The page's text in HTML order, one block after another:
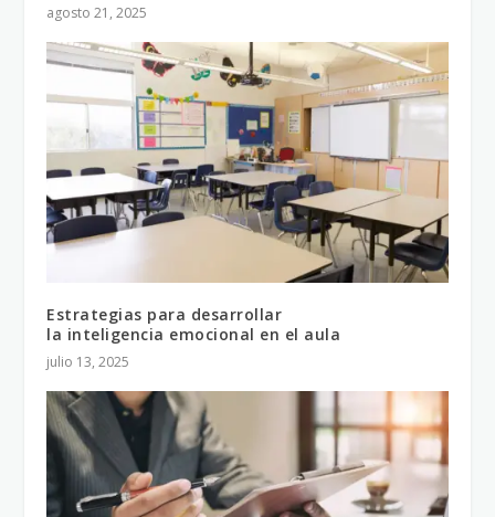
agosto 21, 2025
Estrategias para desarrollar
la inteligencia emocional en el aula
julio 13, 2025